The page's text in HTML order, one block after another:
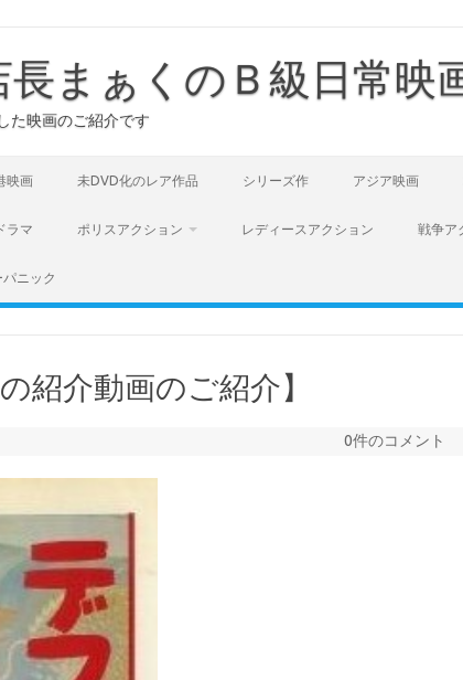
まぁくのＢ級日常映
た映画のご紹介です
映画 未DVD化のレア作品 シリーズ作 アジア映画
ラマ ポリスアクション レディースアクション 戦争ア
ニック
紹介動画のご紹介】
0件のコメント